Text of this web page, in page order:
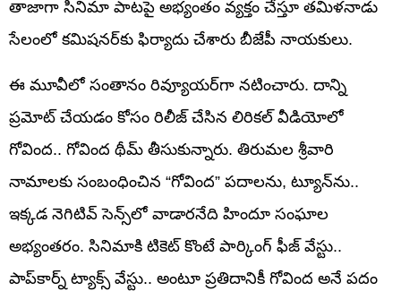
తాజాగా సినిమా పాటపై అభ్యంతం వ్యక్తం చేస్తూ తమిళనాడు
సేలంలో కమిషనర్‌కు ఫిర్యాదు చేశారు బీజేపీ నాయకులు.
ఈ మూవీలో సంతానం రివ్యూయర్‌గా నటించారు. దాన్ని
ప్రమోట్‌ చేయడం కోసం రిలీజ్ చేసిన లిరికల్‌ వీడియోలో
గోవింద.. గోవింద థీమ్‌ తీసుకున్నారు. తిరుమల శ్రీవారి
నామాలకు సంబంధించిన “గోవింద” పదాలను, ట్యూన్‌ను..
ఇక్కడ నెగిటివ్‌ సెన్స్‌లో వాడారనేది హిందూ సంఘాల
అభ్యంతరం. సినిమాకి టికెట్ కొంటే పార్కింగ్ ఫీజ్‌ వేస్టు..
పాప్‌కార్న్‌ ట్యాక్స్‌ వేస్టు.. అంటూ ప్రతిదానికీ గోవింద అనే పదం